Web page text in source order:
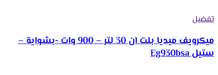
تفضيل
ميكرويف ميديا بلت ان 30 لتر – 900 وات -بشواية –
ستيل Eg930bsa